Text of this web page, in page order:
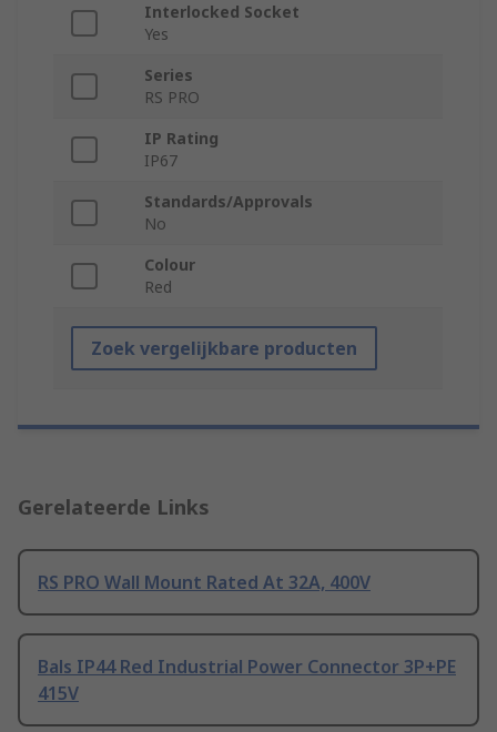
Interlocked Socket
Yes
Series
RS PRO
IP Rating
IP67
Standards/Approvals
No
Colour
Red
Zoek vergelijkbare producten
Gerelateerde Links
RS PRO Wall Mount Rated At 32A, 400V
Bals IP44 Red Industrial Power Connector 3P+PE
415V